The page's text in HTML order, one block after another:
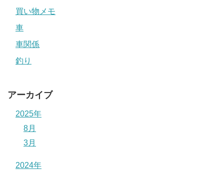
買い物メモ
車
車関係
釣り
アーカイブ
2025年
8月
3月
2024年